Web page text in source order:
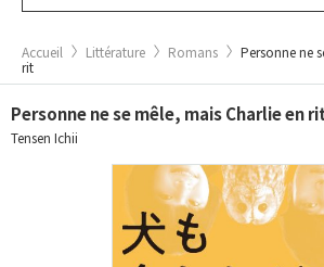
Accueil Littérature Romans
Personne ne
rit
Personne ne se mêle, mais Charlie en rit
Tensen Ichii